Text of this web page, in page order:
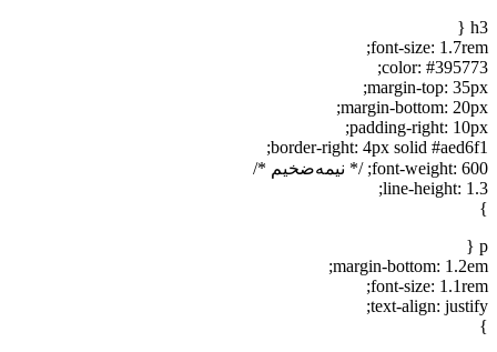
h3 {
font-size: 1.7rem;
color: #395773;
margin-top: 35px;
margin-bottom: 20px;
padding-right: 10px;
border-right: 4px solid #aed6f1;
font-weight: 600; /* نیمه‌ضخیم */
line-height: 1.3;
}
p {
margin-bottom: 1.2em;
font-size: 1.1rem;
text-align: justify;
}